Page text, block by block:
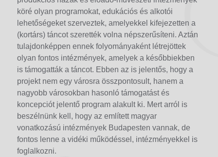
köré olyan programokat, edukációs és alkotói
lehetőségeket szerveztek, amelyekkel kifejezetten a
(kortárs) táncot szerették volna népszerűsíteni. Aztán
tulajdonképpen ennek folyományaként létrejöttek
olyan fontos intézmények, amelyek a későbbiekben
is támogatták a táncot. Ebben az is jelentős, hogy a
projekt nem egy városra összpontosult, hanem a
nagyobb városokban hasonló támogatást és
koncepciót jelentő program alakult ki. Mert arról is
beszélnünk kell, hogy az említett magyar
vonatkozású intézmények Budapesten vannak, de
fontos lenne a vidéki működéssel, intézményekkel is
foglalkozni.